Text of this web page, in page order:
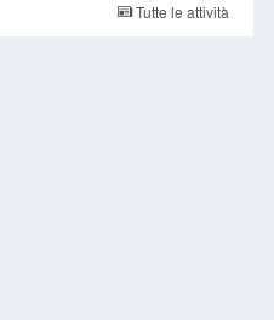
Tutte le attività